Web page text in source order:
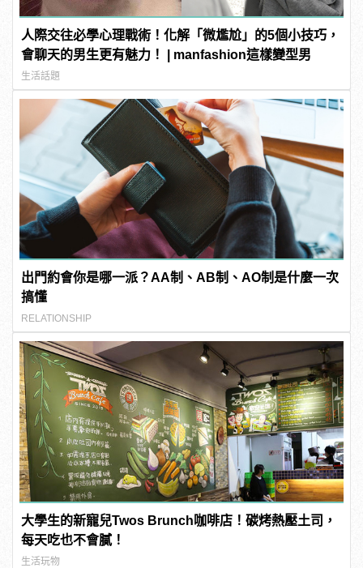
人際交往必學心理戰術！化解「微尷尬」的5個小技巧，
會聊天的男生更有魅力！ | manfashion這樣變型男
生活話題
出門約會你是哪一派？AA制、AB制、AO制是什麼一次
搞懂
RELATIONSHIP
大學生的新寵兒Twos Brunch咖啡店！碳烤熱壓土司，
每天吃也不會膩！
生活玩物